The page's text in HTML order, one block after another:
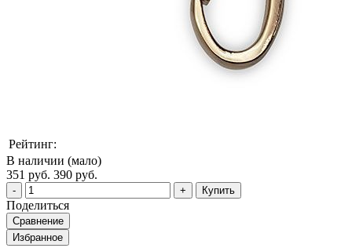
Рейтинг:
В наличии (мало)
351 руб. 390 руб.
Купить
Поделиться
Сравнение
Избранное